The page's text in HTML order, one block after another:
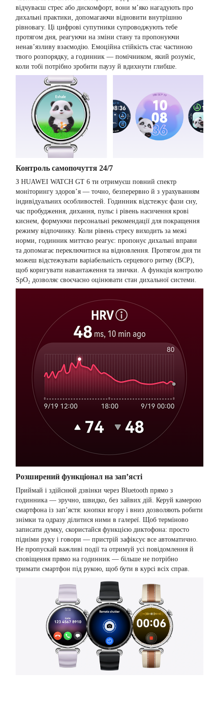
відчуваєш стрес або дискомфорт, вони м’яко нагадують про
дихальні практики, допомагаючи відновити внутрішню
рівновагу. Ці цифрові супутники супроводжують тебе
протягом дня, реагуючи на зміни стану та пропонуючи
ненав’язливу взаємодію. Емоційна стійкість стає частиною
твого розпорядку, а годинник — помічником, який розуміє,
коли тобі потрібно зробити паузу й вдихнути глибше.
Контроль самопочуття 24/7
З HUAWEI WATCH GT 6 ти отримуєш повний спектр
моніторингу здоров’я — точно, безперервно й з урахуванням
індивідуальних особливостей. Годинник відстежує фази сну,
час пробудження, дихання, пульс і рівень насичення крові
киснем, формуючи персональні рекомендації для покращення
режиму відпочинку. Коли рівень стресу виходить за межі
норми, годинник миттєво реагує: пропонує дихальні вправи
та допомагає переключитися на відновлення. Протягом дня ти
можеш відстежувати варіабельність серцевого ритму (ВСР),
щоб коригувати навантаження та звички. А функція контролю
SpO₂ дозволяє своєчасно оцінювати стан дихальної системи.
Розширений функціонал на зап’ясті
Приймай і здійснюй дзвінки через Bluetooth прямо з
годинника — зручно, швидко, без зайвих дій. Керуй камерою
смартфона із зап’ястя: кнопки вгору і вниз дозволяють робити
знімки та одразу ділитися ними в галереї. Щоб терміново
записати думку, скористайся функцією диктофона: просто
підніми руку і говори — пристрій зафіксує все автоматично.
Не пропускай важливі події та отримуй усі повідомлення й
сповіщення прямо на годинник — більше не потрібно
тримати смартфон під рукою, щоб бути в курсі всіх справ.